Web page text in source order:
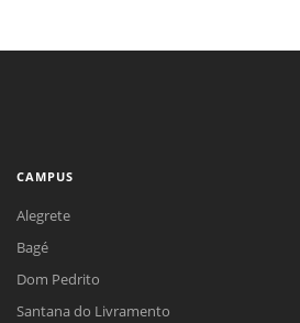
CAMPUS
Alegrete
Bagé
Dom Pedrito
Santana do Livramento